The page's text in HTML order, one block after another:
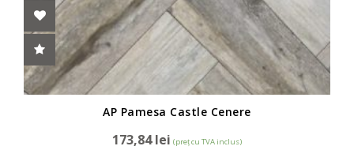
AP Pamesa Castle Cenere
173,84lei (preț cu TVA inclus)